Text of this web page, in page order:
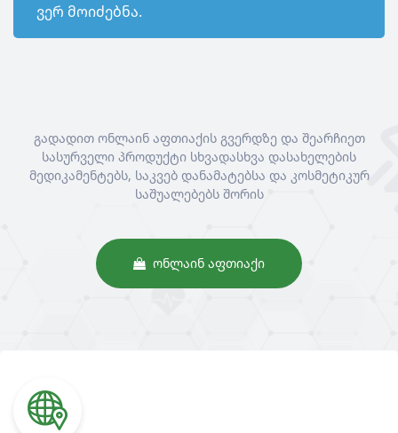
ვერ მოიძებნა.
გადადით ონლაინ აფთიაქის გვერდზე და შეარჩიეთ
სასურველი პროდუქტი სხვადასხვა დასახელების
მედიკამენტებს, საკვებ დანამატებსა და კოსმეტიკურ
საშუალებებს შორის
ᲝᲜᲚᲐᲘᲜ ᲐᲤᲗᲘᲐᲥᲘ